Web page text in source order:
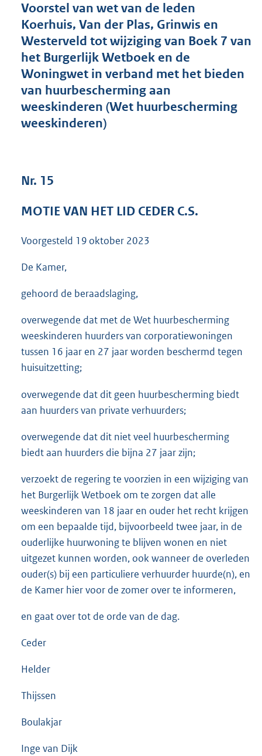
s
g
r
o
t
t
:
Voorstel van wet van de leden
Koerhuis, Van der Plas, Grinwis en
Westerveld tot wijziging van Boek 7 van
het Burgerlijk Wetboek en de
Woningwet in verband met het bieden
van huurbescherming aan
weeskinderen (Wet huurbescherming
weeskinderen)
Nr. 15
MOTIE VAN HET LID CEDER C.S.
Voorgesteld 19 oktober 2023
De Kamer,
gehoord de beraadslaging,
overwegende dat met de Wet huurbescherming
weeskinderen huurders van corporatiewoningen
tussen 16 jaar en 27 jaar worden beschermd tegen
huisuitzetting;
overwegende dat dit geen huurbescherming biedt
aan huurders van private verhuurders;
overwegende dat dit niet veel huurbescherming
biedt aan huurders die bijna 27 jaar zijn;
verzoekt de regering te voorzien in een wijziging van
het Burgerlijk Wetboek om te zorgen dat alle
weeskinderen van 18 jaar en ouder het recht krijgen
om een bepaalde tijd, bijvoorbeeld twee jaar, in de
ouderlijke huurwoning te blijven wonen en niet
uitgezet kunnen worden, ook wanneer de overleden
ouder(s) bij een particuliere verhuurder huurde(n), en
de Kamer hier voor de zomer over te informeren,
en gaat over tot de orde van de dag.
Ceder
Helder
Thijssen
Boulakjar
Inge van Dijk